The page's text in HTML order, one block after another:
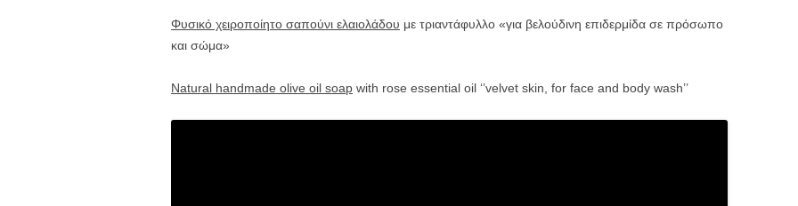
Φυσικό χειροποίητο σαπούνι ελαιολάδου με τριαντάφυλλο «για βελούδινη επιδερμίδα σε πρόσωπο
και σώμα»
Natural handmade olive oil soap with rose essential oil ‘’velvet skin, for face and body wash’’